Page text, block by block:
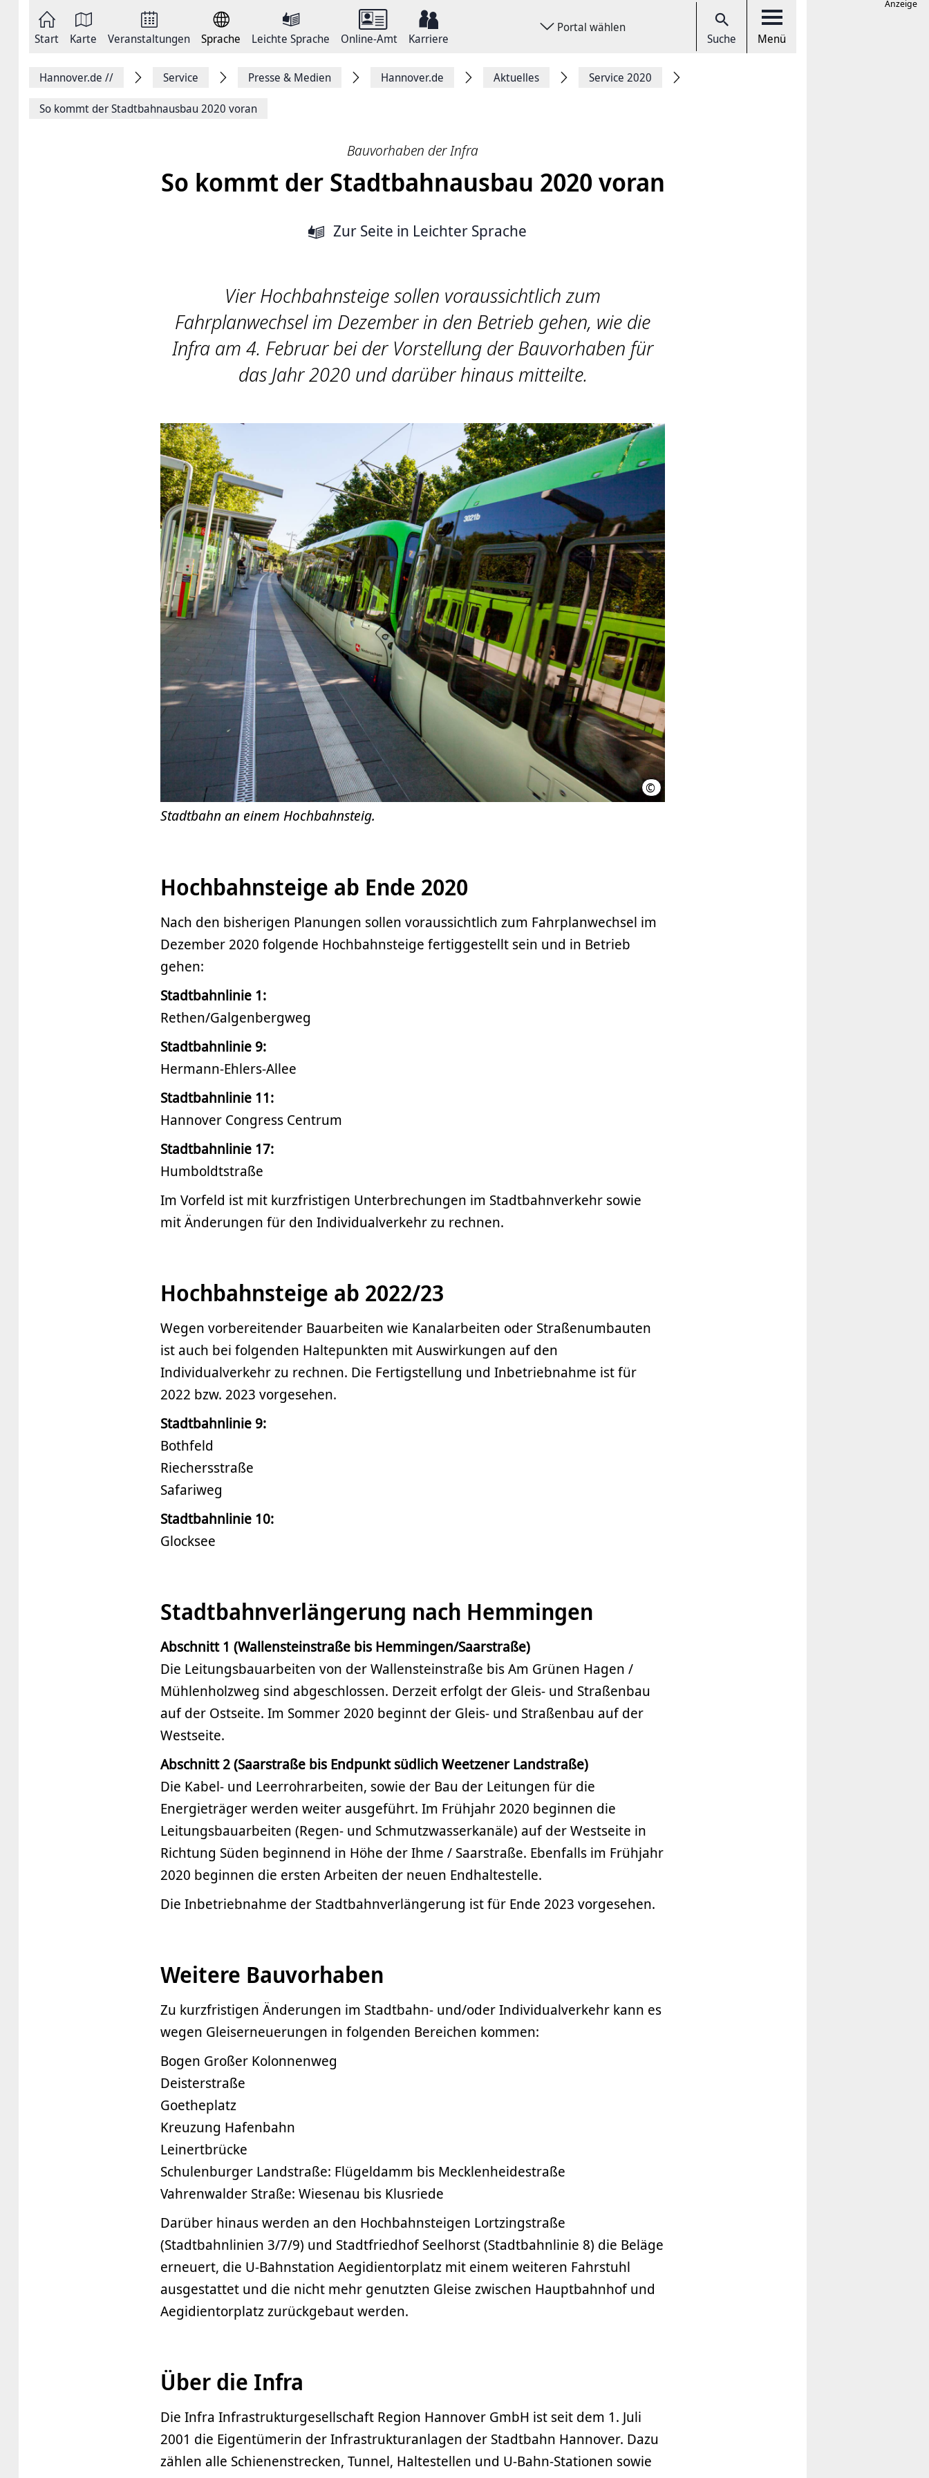
springen
Start Karte Veranstaltungen Sprache Leichte Sprache Online-Amt Karriere
Portal wählen
Suche Menü
FacebookHannover.de // Service Presse & Medien Hannover.de Aktuelles Service 2020
So kommt der Stadtbahnausbau 2020 voran
Bauvorhaben der Infra
So kommt der Stadtbahnausbau 2020 voran
Zur Seite in Leichter Sprache
Vier Hochbahnsteige sollen voraussichtlich zum
Fahrplanwechsel im Dezember in den Betrieb gehen, wie die
Infra am 4. Februar bei der Vorstellung der Bauvorhaben für
das Jahr 2020 und darüber hinaus mitteilte.
© üstra
Stadtbahn an einem Hochbahnsteig.
Hochbahnsteige ab Ende 2020
Nach den bisherigen Planungen sollen voraussichtlich zum Fahrplanwechsel im
Dezember 2020 folgende Hochbahnsteige fertiggestellt sein und in Betrieb
gehen:
Stadtbahnlinie 1:
Rethen/Galgenbergweg
Stadtbahnlinie 9:
Hermann-Ehlers-Allee
Stadtbahnlinie 11:
Hannover Congress Centrum
Stadtbahnlinie 17:
Humboldtstraße
Im Vorfeld ist mit kurzfristigen Unterbrechungen im Stadtbahnverkehr sowie
mit Änderungen für den Individualverkehr zu rechnen.
Hochbahnsteige ab 2022/23
Wegen vorbereitender Bauarbeiten wie Kanalarbeiten oder Straßenumbauten
ist auch bei folgenden Haltepunkten mit Auswirkungen auf den
Individualverkehr zu rechnen. Die Fertigstellung und Inbetriebnahme ist für
2022 bzw. 2023 vorgesehen.
Stadtbahnlinie 9:
Bothfeld
Riechersstraße
Safariweg
Stadtbahnlinie 10:
Glocksee
Stadtbahnverlängerung nach Hemmingen
Abschnitt 1 (Wallensteinstraße bis Hemmingen/Saarstraße)
Die Leitungsbauarbeiten von der Wallensteinstraße bis Am Grünen Hagen /
Mühlenholzweg sind abgeschlossen. Derzeit erfolgt der Gleis- und Straßenbau
auf der Ostseite. Im Sommer 2020 beginnt der Gleis- und Straßenbau auf der
Westseite.
Abschnitt 2 (Saarstraße bis Endpunkt südlich Weetzener Landstraße)
Die Kabel- und Leerrohrarbeiten, sowie der Bau der Leitungen für die
Energieträger werden weiter ausgeführt. Im Frühjahr 2020 beginnen die
Leitungsbauarbeiten (Regen- und Schmutzwasserkanäle) auf der Westseite in
Richtung Süden beginnend in Höhe der Ihme / Saarstraße. Ebenfalls im Frühjahr
2020 beginnen die ersten Arbeiten der neuen Endhaltestelle.
Die Inbetriebnahme der Stadtbahnverlängerung ist für Ende 2023 vorgesehen.
Weitere Bauvorhaben
Zu kurzfristigen Änderungen im Stadtbahn- und/oder Individualverkehr kann es
wegen Gleiserneuerungen in folgenden Bereichen kommen:
Bogen Großer Kolonnenweg
Deisterstraße
Goetheplatz
Kreuzung Hafenbahn
Leinertbrücke
Schulenburger Landstraße: Flügeldamm bis Mecklenheidestraße
Vahrenwalder Straße: Wiesenau bis Klusriede
Darüber hinaus werden an den Hochbahnsteigen Lortzingstraße
(Stadtbahnlinien 3/7/9) und Stadtfriedhof Seelhorst (Stadtbahnlinie 8) die Beläge
erneuert, die U-Bahnstation Aegidientorplatz mit einem weiteren Fahrstuhl
ausgestattet und die nicht mehr genutzten Gleise zwischen Hauptbahnhof und
Aegidientorplatz zurückgebaut werden.
Über die Infra
Die Infra Infrastrukturgesellschaft Region Hannover GmbH ist seit dem 1. Juli
2001 die Eigentümerin der Infrastrukturanlagen der Stadtbahn Hannover. Dazu
zählen alle Schienenstrecken, Tunnel, Haltestellen und U-Bahn-Stationen sowie
Anzeige